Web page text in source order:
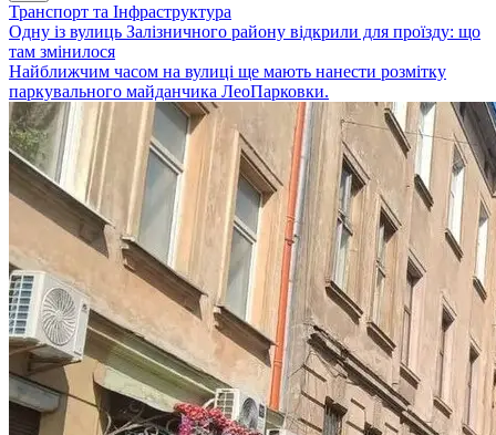
Транспорт та Інфраструктура
Одну із вулиць Залізничного району відкрили для проїзду: що
там змінилося
Найближчим часом на вулиці ще мають нанести розмітку
паркувального майданчика ЛеоПарковки.